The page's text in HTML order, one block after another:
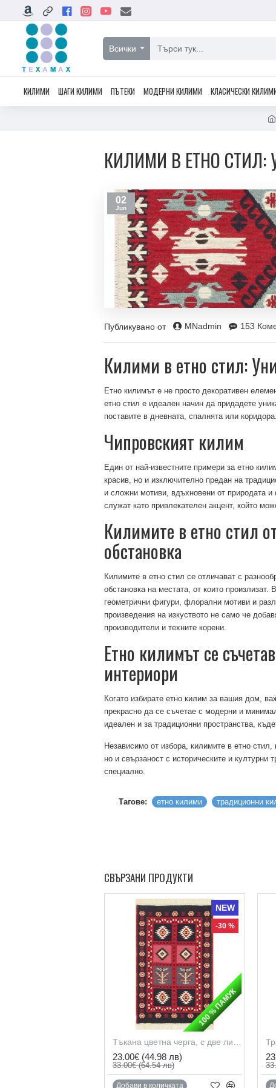
Всички
КИЛИМИ ШАГИ КИЛИМИ ПЪТЕКИ МОДЕРНИ КИЛИМИ КЛАСИЧЕСКИ
КИЛИМИ В ЕТНО
02
Jun
Публикувано от MNadmin 153
Килими в етно стил:
Етно килимът е не просто декоративен
етно стил е идеален начин да придадете
поставите в дневната, спалнята или коридора.
Чипровският килим
Един от най-известните примери за етно
красив, но и изключително предан на
и сложни мотиви, вдъхновени от природата
служат като привлекателен акцент, който
Килимите в етно стил
обстановка
Килимите в етно стил се отличават с
обстановка на местата, от които
геометрични фигури, флорални мотиви и
произведения на изкуството не само че
производители и техните корени.
Етно килимът се
интериори
Когато избирате етно килим за вашия дом,
прекрасно да се съчетае с модерни и
идеален и за традиционни пространства,
Независимо от избора, килимите в етно
но и свързаност с историческите и
специално.
Тагове: етно килими традиционни
СВЪРЗАНИ ПРОДУКТИ
NEW
100 % ПАМУК
-30 %
23.00€ (44.98 лв)
33.00€(64.54 лв)
Добави в количката